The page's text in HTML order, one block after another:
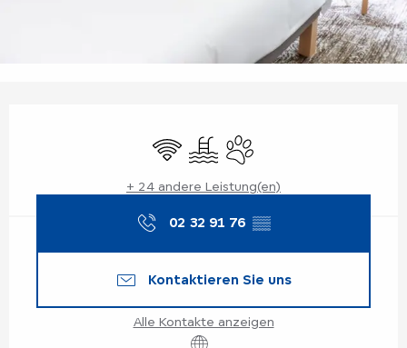
Wi-Fi Schwimmbad
Tiere erlaubt
+ 24 andere Leistung(en)
02 32 91 76 ▒▒
Kontaktieren Sie uns
Alle Kontakte anzeigen